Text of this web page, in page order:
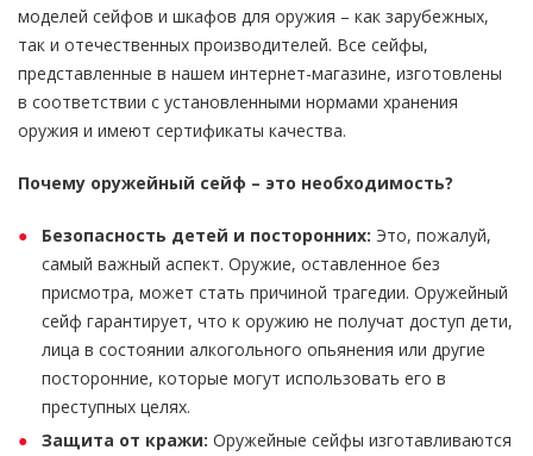
моделей сейфов и шкафов для оружия – как зарубежных,
так и отечественных производителей. Все сейфы,
представленные в нашем интернет-магазине, изготовлены
в соответствии с установленными нормами хранения
оружия и имеют сертификаты качества.
Почему оружейный сейф – это необходимость?
Безопасность детей и посторонних: Это, пожалуй,
самый важный аспект. Оружие, оставленное без
присмотра, может стать причиной трагедии. Оружейный
сейф гарантирует, что к оружию не получат доступ дети,
лица в состоянии алкогольного опьянения или другие
посторонние, которые могут использовать его в
преступных целях.
Защита от кражи: Оружейные сейфы изготавливаются